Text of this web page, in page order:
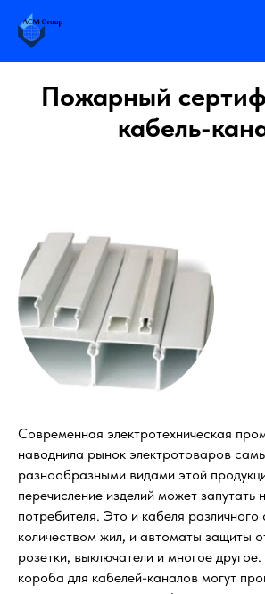
Пожарный
кабель-
Современная электротехническая
наводнила рынок электротоваров
разнообразными видами этой
перечисление изделий может запутать
потребителя. Это и кабеля различного
количеством жил, и автоматы защиты
розетки, выключатели и многое
короба для кабелей-каналов могут